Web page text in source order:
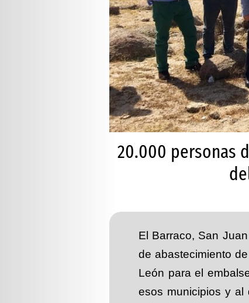
20.000 personas
El Barraco, San
de abastecimiento
León para el
esos municipios y al